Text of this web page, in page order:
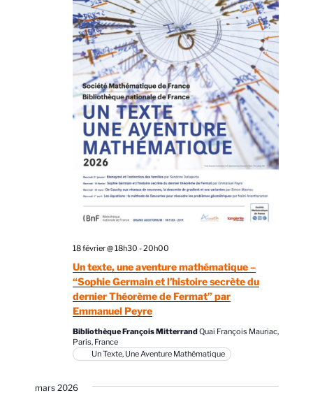
Un texte, une aventure mathématique –
“Sophie Germain et l’histoire secrète du
dernier Théorème de Fermat” par
Emmanuel Peyre
18 février @ 18h30 -20h00
Bibliothèque François MitterrandQuai François Mauriac,
Paris, France
Un Texte, Une Aventure Mathématique
mars 2026